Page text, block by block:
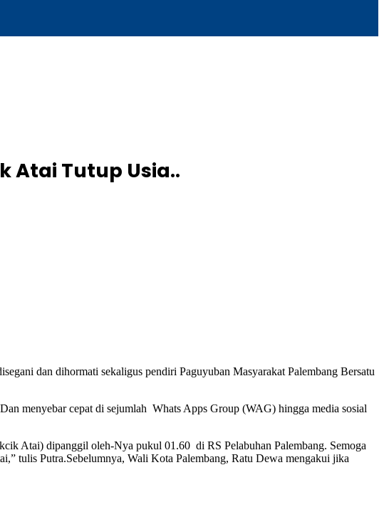
Atai Tutup Usia..
dan dihormati sekaligus pendiri Paguyuban Masyarakat Palembang Bersatu
menyebar cepat di sejumlah Whats Apps Group (WAG) hingga media sosial
Atai) dipanggil oleh-Nya pukul 01.60 di RS Pelabuhan Palembang. Semoga
tulis Putra.Sebelumnya, Wali Kota Palembang, Ratu Dewa mengakui jika